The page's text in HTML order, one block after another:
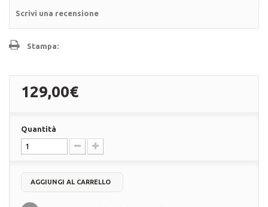
Scrivi una recensione
Stampa:
129,00€
Quantità
AGGIUNGI AL CARRELLO